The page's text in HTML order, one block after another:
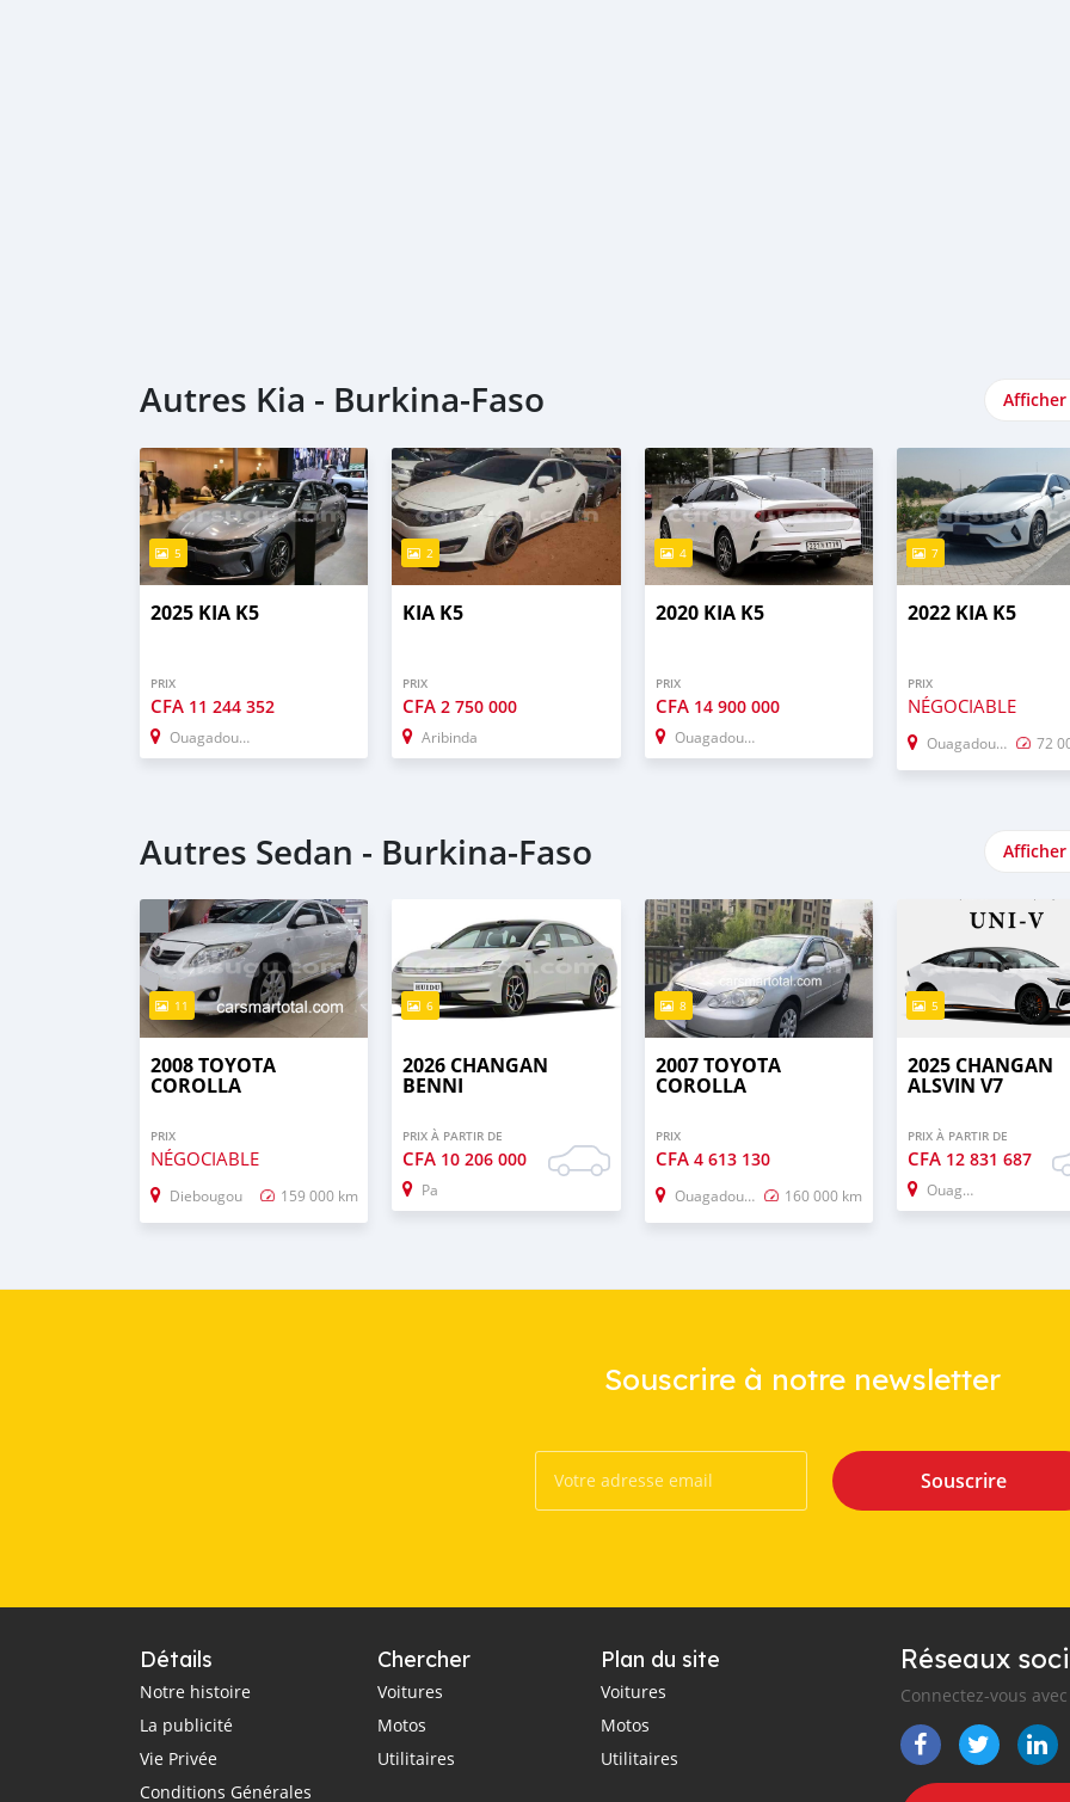
Autres Kia - Burkina-Faso
5
2025 KIA K5
PRIX
CFA 11 244 352
Ouagadougou
2
KIA K5
PRIX
CFA2 750 000
Aribinda
4
2020 KIA K5
PRIX
CFA 14 900 000
Ouagadougou
7
2022 KIA K5
PRIX
NÉGOCIABLE
Ouagadougou 72
Autres Sedan - Burkina-Faso
11
2008 TOYOTA
COROLLA
PRIX
NÉGOCIABLE
Diebougou 159 000 km
6
2026 CHANGAN
BENNI
PRIX À PARTIR DE
CFA 10 206 000
Pa
8
2007 TOYOTA
COROLLA
PRIX
CFA 4 613 130
Ouagadougou 160 000 km
5
2025 CHANGAN
ALSVIN V7
PRIX À PARTIR DE
CFA 12 831 687
Ouagadougou
Souscrire à notre newsletter
Souscrire
Détails
Notre histoire
La publicité
Vie Privée
Conditions Générales
Chercher
Voitures
Motos
Utilitaires
Plan du site
Voitures
Motos
Utilitaires
Réseaux
Connectez-vous